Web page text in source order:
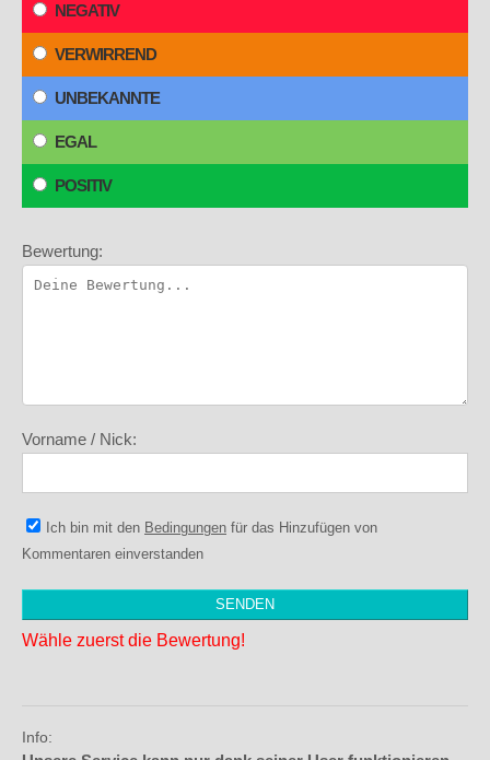
NEGATIV
VERWIRREND
UNBEKANNTE
EGAL
POSITIV
Bewertung:
Vorname / Nick:
Ich bin mit den Bedingungen für das Hinzufügen von
Kommentaren einverstanden
Wähle zuerst die Bewertung!
Info: